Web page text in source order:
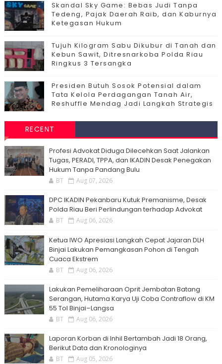
Skandal Sky Game: Bebas Judi Tanpa
Tedeng, Pajak Daerah Raib, dan Kaburnya
Ketegasan Hukum
Tujuh Kilogram Sabu Dikubur di Tanah dan
Kebun Sawit, Ditresnarkoba Polda Riau
Ringkus 3 Tersangka
Presiden Butuh Sosok Potensial dalam
Tata Kelola Perdagangan Tanah Air,
Reshuffle Mendag Jadi Langkah Strategis
RECENT
Profesi Advokat Diduga Dilecehkan Saat Jalankan
Tugas, PERADI, TPPA, dan IKADIN Desak Penegakan
Hukum Tanpa Pandang Bulu
BT Aug 07, 2026
DPC IKADIN Pekanbaru Kutuk Premanisme, Desak
Polda Riau Beri Perlindungan terhadap Advokat
BT Aug 06, 2026
Ketua IWO Apresiasi Langkah Cepat Jajaran DLH
Binjai Lakukan Pemangkasan Pohon di Tengah
Cuaca Ekstrem
BT Aug 06, 2026
Lakukan Pemeliharaan Oprit Jembatan Batang
Serangan, Hutama Karya Uji Coba Contraflow di KM
55 Tol Binjai–Langsa
BT Aug 06, 2026
Laporan Korban di Inhil Bertambah Jadi 18 Orang,
Berikut Data dan Kronologinya
BT Aug 05, 2026